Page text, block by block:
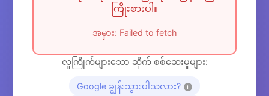
ကြိုးစားပါ။
အမှား: Failed to fetch
လူကြိုက်များသော ဆိုက် စစ်ဆေးမှုများ:
Google ချွန်းသွားပါသလား? i